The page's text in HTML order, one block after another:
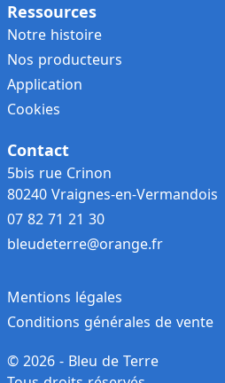
Ressources
Notre histoire
Nos producteurs
Application
Cookies
Contact
5bis rue Crinon
80240 Vraignes-en-Vermandois
07 82 71 21 30
bleudeterre@orange.fr
© 2026 - Bleu de Terre
Mentions légales
Conditions générales de vente